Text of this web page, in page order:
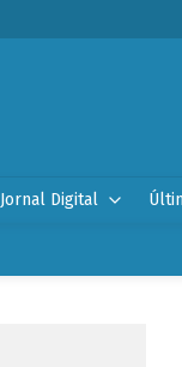
Jornal Digital